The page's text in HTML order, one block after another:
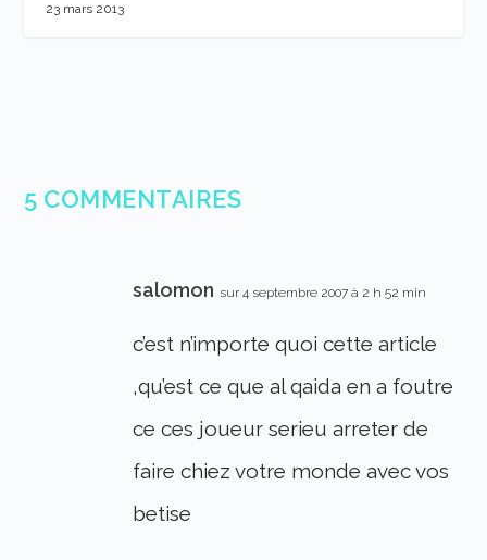
23 mars 2013
5 COMMENTAIRES
salomon sur 4 septembre 2007 à 2 h 52 min
c’est n’importe quoi cette article
,qu’est ce que al qaida en a foutre
ce ces joueur serieu arreter de
faire chiez votre monde avec vos
betise